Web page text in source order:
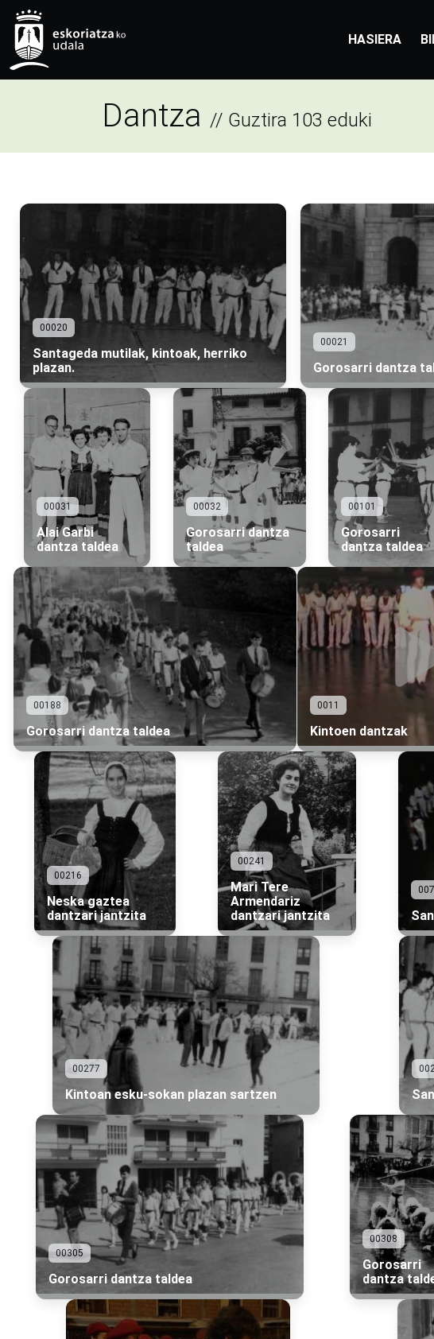
HASIERA
Dantza // Guztira 103 eduki
00020
Santageda mutilak, kintoak, herriko
plazan.
00021
Gorosarri dantza
00031
Alai Garbi
dantza taldea
00032
Gorosarri dantza
taldea
00101
Gorosarri
dantza taldea
00188
Gorosarri dantza taldea
0011
Kintoen dantzak
00216
Neska gaztea
dantzari jantzita
00241
Mari Tere
Armendariz
dantzari jantzita
00277
Kintoan esku-sokan plazan sartzen
00305
Gorosarri dantza taldea
00308
Gorosarri
dantza